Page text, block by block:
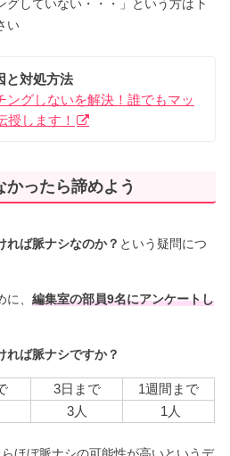
グしていない・・・」という方は下
い
と対処方法
ングしないを解決！誰でもマッ
授します！
ったら諦めよう
れば脈ナシなのか？ という疑問につ
に、編集室の部員9名にアンケートし
れば脈ナシですか？
3日まで
1週間まで
3人 1人